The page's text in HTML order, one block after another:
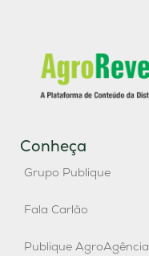
Conheça
Grupo Publique
Fala Carlão
Publique AgroAgência